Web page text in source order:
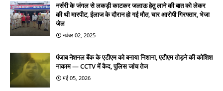
नर्सरी के जंगल से लकड़ी काटकर जलाऊ हेतु लाने की बात को लेकर
की थी मारपीट, ईलाज के दौरान हो गई मौत, चार आरोपी गिरफ्तार, भेजा
जेल
नवंबर 02, 2025
पंजाब नेशनल बैंक के एटीएम को बनाया निशाना, एटीएम तोड़ने की कोशिश
नाकाम — CCTV में कैद, पुलिस जांच तेज
मई 05, 2026